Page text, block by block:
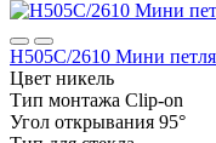
Н505С/2610 Мини петля
Цвет никель
Тип монтажа Clip-on
Угол открывания 95°